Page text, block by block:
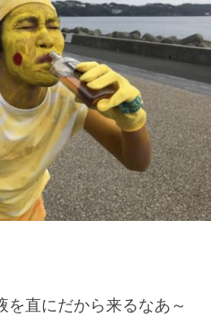
を直にだから来るなあ～